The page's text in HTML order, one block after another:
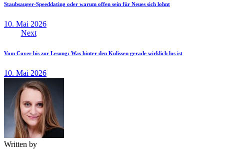
Staubsauger-Speeddating oder warum offen sein für Neues sich lohnt
10. Mai 2026
Next
Vom Cover bis zur Lesung: Was hinter den Kulissen gerade wirklich los ist
10. Mai 2026
Written by